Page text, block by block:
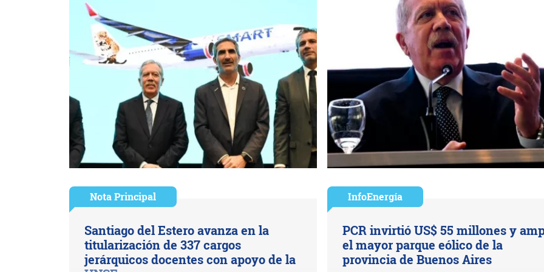
Nota Principal
Santiago del Estero avanza en la
titularización de 337 cargos
jerárquicos docentes con apoyo de la
InfoEnergía
PCR invirtió US$ 55 millones y
el mayor parque eólico de la
provincia de Buenos Aires